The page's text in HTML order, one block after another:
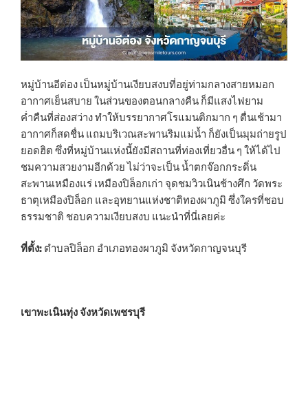
หมู่บ้านอีต่อง เป็นหมู่บ้านเงียบสงบที่อยู่ท่ามกลางสายหมอก
อากาศเย็นสบาย ในส่วนของตอนกลางคืน ก็มีแสงไฟยาม
ค่ำคืนที่ส่องสว่าง ทำให้บรรยากาศโรแมนติกมาก ๆ ตื่นเช้ามา
อากาศก็สดชื่น แถมบริเวณสะพานริมแม่น้ำ ก็ยังเป็นมุมถ่ายรูป
ยอดฮิต ซึ่งที่หมู่บ้านแห่งนี้ยังมีสถานที่ท่องเที่ยวอื่น ๆ ให้ได้ไป
ชมความสวยงามอีกด้วย ไม่ว่าจะเป็น น้ำตกจ๊อกกระดิ่น
สะพานเหมืองแร่ เหมืองปิล็อกเก่า จุดชมวิวเนินช้างศึก วัดพระ
ธาตุเหมืองปิล็อก และอุทยานแห่งชาติทองผาภูมิ ซึ่งใครที่ชอบ
ธรรมชาติ ชอบความเงียบสงบ แนะนำที่นี่เลยค่ะ
ที่ตั้ง: ตำบลปิล็อก อำเภอทองผาภูมิ จังหวัดกาญจนบุรี
เขาพะเนินทุ่ง จังหวัดเพชรบุรี